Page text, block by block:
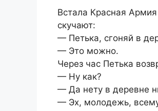
Встала Красная
скучают:
— Петька, сгоняй в
— Это можно.
Через час Петька
— Ну как?
— Да нету в деревне
— Эх, молодежь,